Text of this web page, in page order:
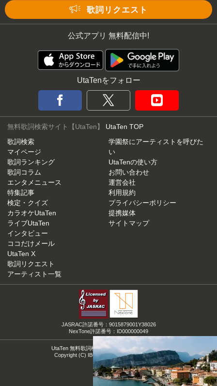
歌詞リクエスト
公式アプリ 無料配信中!
UtaTenをフォロー
無料歌詞検索サイト【UtaTen】 UtaTen TOP
歌詞検索
マイページ
歌詞ランキング
歌詞コラム
エンタメニュース
特集記事
検定・クイズ
カラオケUtaTen
ライブUtaTen
インタビュー
ココだけメール
UtaTen X
歌詞リクエスト
アーティスト一覧
学園祭にアーティストを呼びた
い
UtaTenの使い方
お問い合わせ
運営会社
利用規約
プライバシーポリシー
提携媒体
サイトマップ
JASRAC許諾番号：9015879001Y38026
NexTone許諾番号：ID000000049
UtaTen 無料歌詞検索サイトの決定版！うたてん
Copyright (C) IBG Media. All Rights Reserved.